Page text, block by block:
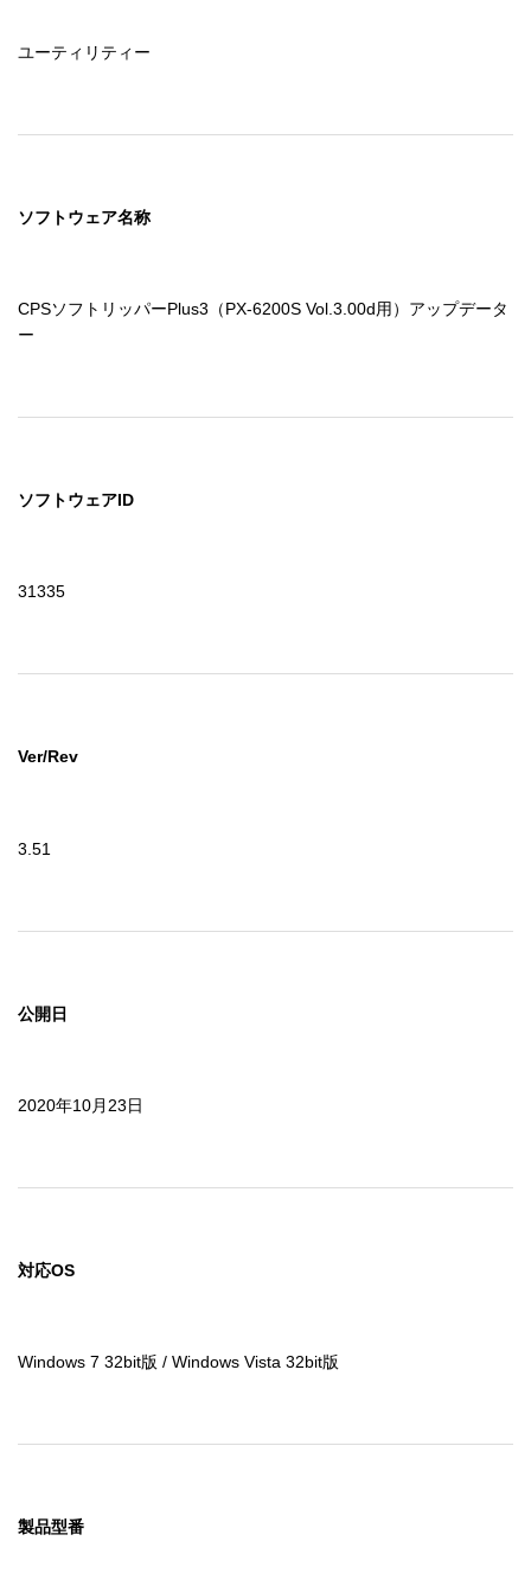
セイコーエプソン株式会社に帰属します。
ユーティリティー
ソフトウェア名称
CPSソフトリッパーPlus3（PX-6200S Vol.3.00d用）アップデータ
ー
ソフトウェアID
31335
Ver/Rev
3.51
公開日
2020年10月23日
対応OS
Windows 7 32bit版 / Windows Vista 32bit版
製品型番